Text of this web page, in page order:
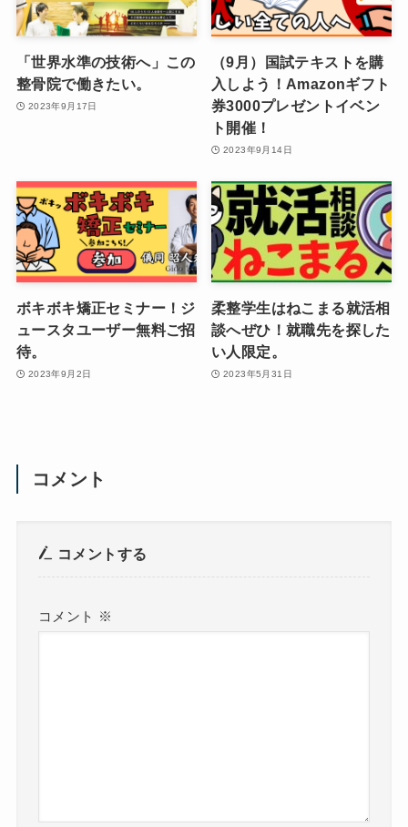
「世界水準の技術へ」この
整骨院で働きたい。
2023年9月17日
（9月）国試テキストを購
入しよう！Amazonギフト
券3000プレゼントイベン
ト開催！
2023年9月14日
ボキボキ矯正セミナー！ジ
ュースタユーザー無料ご招
待。
2023年9月2日
柔整学生はねこまる就活相
談へぜひ！就職先を探した
い人限定。
2023年5月31日
コメント
コメントする
コメント ※